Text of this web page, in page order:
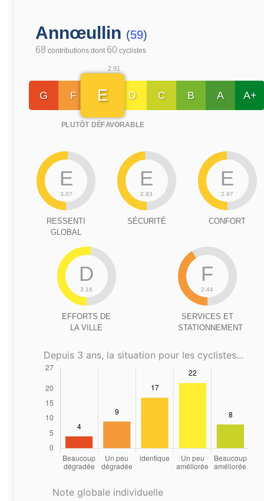
Annœullin (59)
68 contributions dont 60 cyclistes
G F
2.91
E
PLUTÔT DÉFAVORABLE
D C B A A+
E
3.07
RESSENTI
GLOBAL
E
2.93
SÉCURITÉ
E
2.97
CONFORT
D
3.16
EFFORTS DE
LA VILLE
F
2.44
SERVICES ET
STATIONNEMENT
Depuis 3 ans, la situation pour les cyclistes...
Note globale individuelle